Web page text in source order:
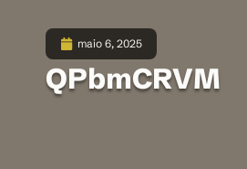
maio 6, 2025
QPbmCRVM